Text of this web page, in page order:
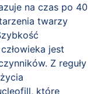
na czas po 40
twarzy
jest
Z reguły
które